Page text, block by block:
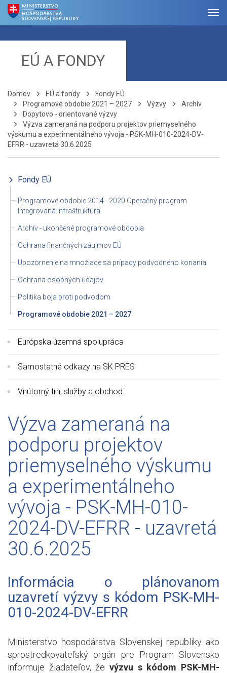
EÚ A FONDY
Domov EÚ a fondy
Fondy EÚ
Programové obdobie 2021 – 2027
Výzvy
Archív
Dopytovo - orientované výzvy
Výzva zameraná na podporu projektov priemyselného
výskumu a experimentálneho vývoja - PSK-MH-010-2024-DV-
EFRR - uzavretá 30.6.2025
Fondy EÚ
Programové obdobie 2014 - 2020 Operačný program
Integrovaná infraštruktúra
Archív - ukončené programové obdobia
Ochrana finančných záujmov EÚ
Upozornenie na množiace sa prípady podvodného konania
Ochrana osobných údajov
Politika boja proti podvodom
Programové obdobie 2021 – 2027
Európska územná spolupráca
Samostatné odkazy na SK PRES
Vnútorný trh, služby a obchod
Výzva zameraná na
podporu projektov
priemyselného výskumu
a experimentálneho
vývoja - PSK-MH-010-
2024-DV-EFRR - uzavretá
30.6.2025
Informácia o plánovanom
uzavretí výzvy s kódom PSK-MH-
010-2024-DV-EFRR
Ministerstvo hospodárstva Slovenskej republiky ako
sprostredkovateľský orgán pre Program Slovensko
informuje žiadateľov, že výzvu s kódom PSK-MH-